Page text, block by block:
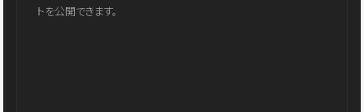
トを公開できます。